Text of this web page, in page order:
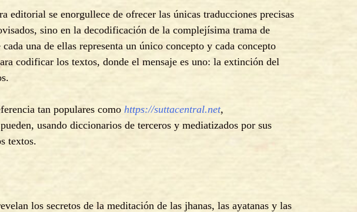
editorial se enorgullece de ofrecer las únicas traducciones precisas
sino en la decodificación de la complejísima trama de
una de ellas representa un único concepto y cada concepto
codificar los textos, donde el mensaje es uno: la extinción del
tan populares como https://suttacentral.net,
usando diccionarios de terceros y mediatizados por sus
textos.
los secretos de la meditación de las jhanas, las ayatanas y las